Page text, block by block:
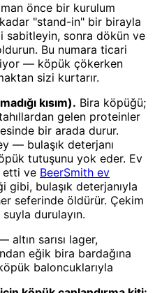
önce bir kurulum
kadar "stand-in" bir birayla
sabitleyin, sonra dökün ve
Bu numara ticari
— köpük çökerken
sizi kurtarır.
kısım). Bira köpüğü;
gelen proteinler
bir arada durur.
— bulaşık deterjanı
tutuşunu yok eder. Ev
etti ve BeerSmith ev
gibi, bulaşık deterjanıyla
seferinde öldürür. Çekim
durulayın.
sarısı lager,
eğik bira bardağına
baloncuklarıyla